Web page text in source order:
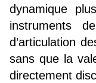
dynamique
instruments
d’articulation
sans que la
directement